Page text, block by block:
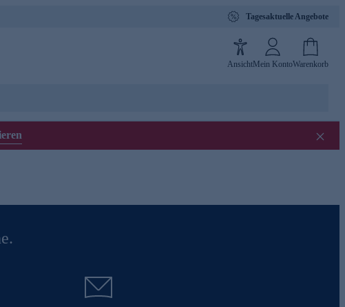
Tagesaktuelle Angebote
AnsichtMein KontoWarenkorb